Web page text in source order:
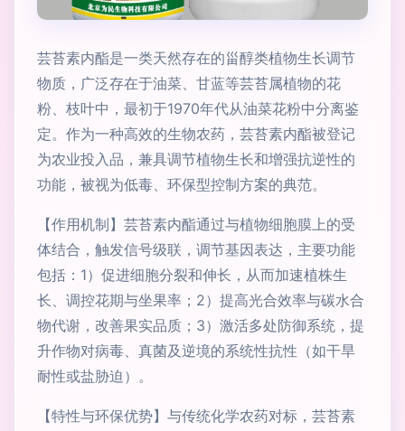
芸苔素内酯是一类天然存在的甾醇类植物生长调节
物质，广泛存在于油菜、甘蓝等芸苔属植物的花
粉、枝叶中，最初于1970年代从油菜花粉中分离鉴
定。作为一种高效的生物农药，芸苔素内酯被登记
为农业投入品，兼具调节植物生长和增强抗逆性的
功能，被视为低毒、环保型控制方案的典范。
【作用机制】芸苔素内酯通过与植物细胞膜上的受
体结合，触发信号级联，调节基因表达，主要功能
包括：1）促进细胞分裂和伸长，从而加速植株生
长、调控花期与坐果率；2）提高光合效率与碳水合
物代谢，改善果实品质；3）激活多处防御系统，提
升作物对病毒、真菌及逆境的系统性抗性（如干旱
耐性或盐胁迫）。
【特性与环保优势】与传统化学农药对标，芸苔素